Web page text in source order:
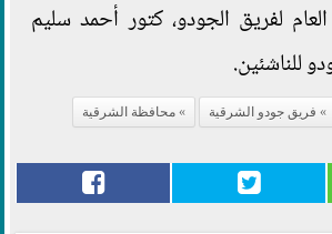
لفريق الجودو، كتور أحمد سليم
للناشئين.
فريق جودو الشرقية
محافظة الشرقية